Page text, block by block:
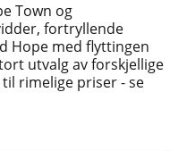
Town og
fortryllende
Hope med flyttingen
utvalg av forskjellige
rimelige priser - se